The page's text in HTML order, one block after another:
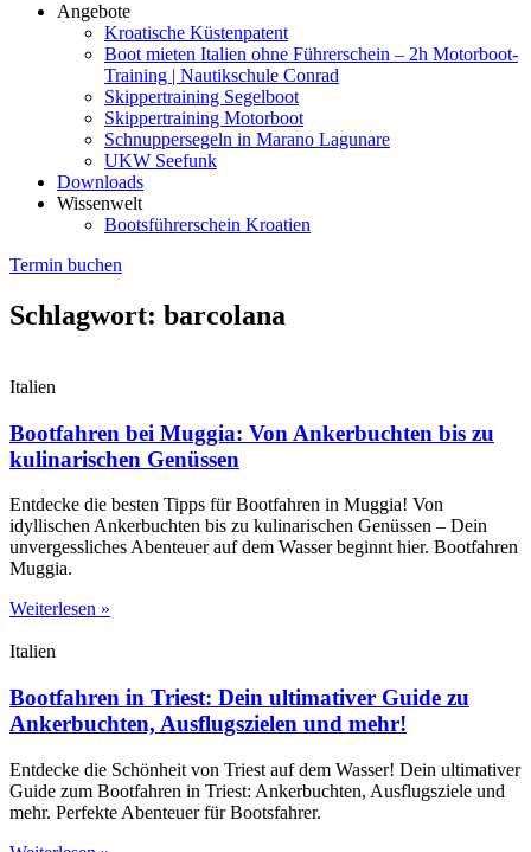
Angebote
Kroatische Küstenpatent
Boot mieten Italien ohne Führerschein – 2h Motorboot-
Training | Nautikschule Conrad
Skippertraining Segelboot
Skippertraining Motorboot
Schnuppersegeln in Marano Lagunare
UKW Seefunk
Downloads
Wissenwelt
Bootsführerschein Kroatien
Termin buchen
Schlagwort: barcolana
Italien
Bootfahren bei Muggia: Von Ankerbuchten bis zu
kulinarischen Genüssen
Entdecke die besten Tipps für Bootfahren in Muggia! Von
idyllischen Ankerbuchten bis zu kulinarischen Genüssen – Dein
unvergessliches Abenteuer auf dem Wasser beginnt hier. Bootfahren
Muggia.
Weiterlesen »
Italien
Bootfahren in Triest: Dein ultimativer Guide zu
Ankerbuchten, Ausflugszielen und mehr!
Entdecke die Schönheit von Triest auf dem Wasser! Dein ultimativer
Guide zum Bootfahren in Triest: Ankerbuchten, Ausflugsziele und
mehr. Perfekte Abenteuer für Bootsfahrer.